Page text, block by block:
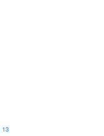
13